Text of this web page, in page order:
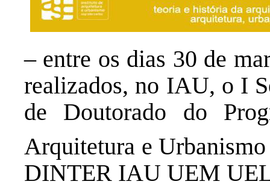
– entre os dias 30 de
realizados, no IAU, o I
de Doutorado do
Arquitetura e
DINTER IAU UEM